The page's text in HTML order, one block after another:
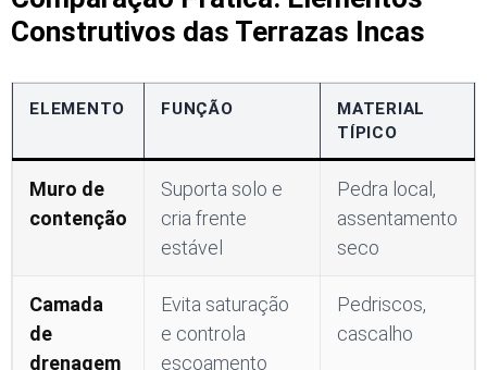
Construtivos das Terrazas Incas
ELEMENTO FUNÇÃO
MATERIAL
TÍPICO
Muro de
contenção
Suporta solo e
cria frente
estável
Pedra local,
assentamento
seco
Camada
de
drenagem
Evita saturação
e controla
escoamento
Pedriscos,
cascalho